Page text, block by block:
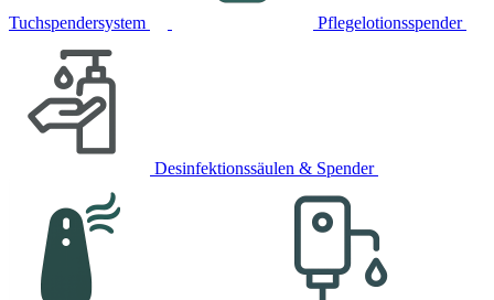
Tuchspendersystem Pflegelotionsspender
Desinfektionssäulen & Spender